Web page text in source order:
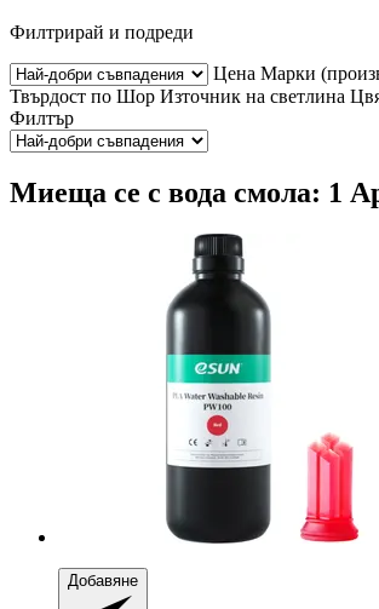
Филтрирай и подреди
Цена Марки
Твърдост по Шор Източник на светлина
Филтър
Миеща се с вода смола: 1
Добавяне